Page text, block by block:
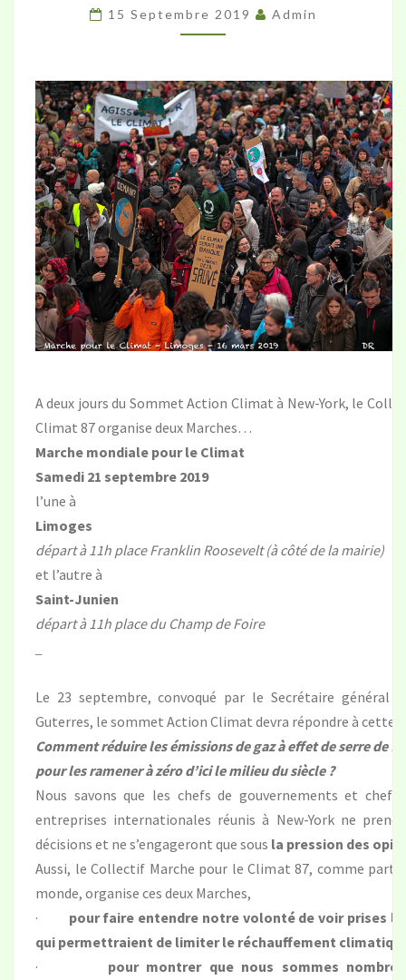
COLLECTIF
MARCHE
LE
CLIMAT
87
15 Septembre 2019 Admin
A deux jours du Sommet Action Climat à New-York, le
Climat 87 organise deux Marches…
Marche mondiale pour le Climat
Samedi 21 septembre 2019
l’une à
Limoges
départ à 11h place Franklin Roosevelt (à côté de la mairie)
et l’autre à
Saint-Junien
départ à 11h place du Champ de Foire
Le 23 septembre, convoqué par le Secrétaire général
Guterres, le sommet Action Climat devra répondre à cette
Comment réduire les émissions de gaz à effet de serre de
pour les ramener à zéro d’ici le milieu du siècle ?
Nous savons que les chefs de gouvernements et chefs
entreprises internationales réunis à New-York ne
décisions et ne s’engageront que sous la pression des
Aussi, le Collectif Marche pour le Climat 87, comme
monde, organise ces deux Marches,
· pour faire entendre notre volonté de voir prises
qui permettraient de limiter le réchauffement climatique
· pour montrer que nous sommes